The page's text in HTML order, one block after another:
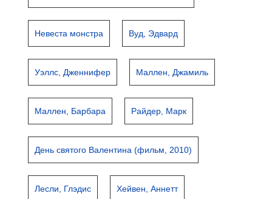
Невеста монстра Вуд, Эдвард
Уэллс, Дженнифер Маллен, Джамиль
Маллен, Барбара Райдер, Марк
День святого Валентина (фильм, 2010)
Лесли, Глэдис Хейвен, Аннетт